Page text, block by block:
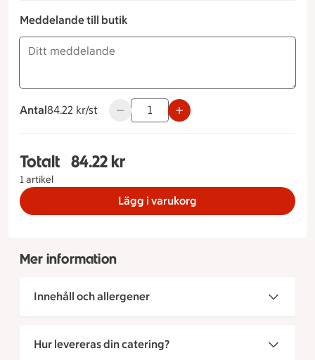
Meddelande till butik
Antal
84.22 kronor styck
84.22 kr/st Använd knapparna för att minska
Totalt
1 artikel
Totalt 1 stycken Het Tonfisksallad, 84.22 kronor
84.22 kr
Lägg i varukorg
Mer information
Innehåll och allergener
Hur levereras din catering?